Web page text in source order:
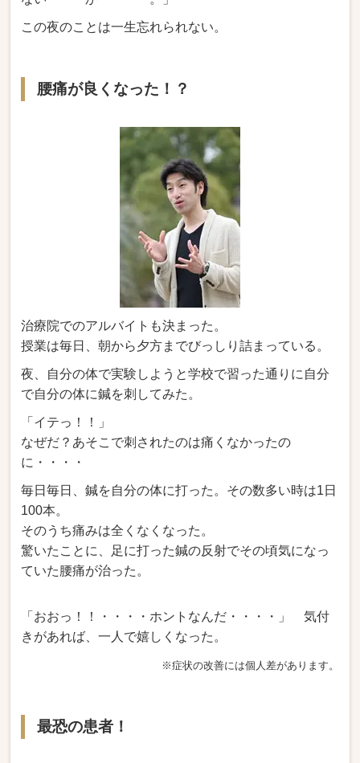
この夜のことは一生忘れられない。
腰痛が良くなった！？
治療院でのアルバイトも決まった。
授業は毎日、朝から夕方までびっしり詰まっている。
夜、自分の体で実験しようと学校で習った通りに自分
で自分の体に鍼を刺してみた。
「イテっ！！」
なぜだ？あそこで刺されたのは痛くなかったの
に・・・・
毎日毎日、鍼を自分の体に打った。その数多い時は1日
100本。
そのうち痛みは全くなくなった。
驚いたことに、足に打った鍼の反射でその頃気になっ
ていた腰痛が治った。
「おおっ！！・・・・ホントなんだ・・・・」 気付
きがあれば、一人で嬉しくなった。
※症状の改善には個人差があります。
最恐の患者！